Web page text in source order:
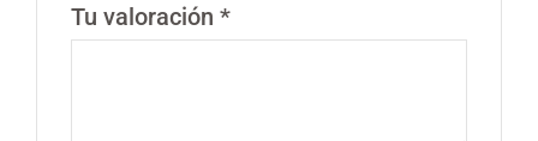
Tu valoración*